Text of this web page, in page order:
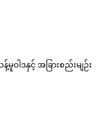
ဝါဒနှင့် အခြားစည်းမျဉ်း